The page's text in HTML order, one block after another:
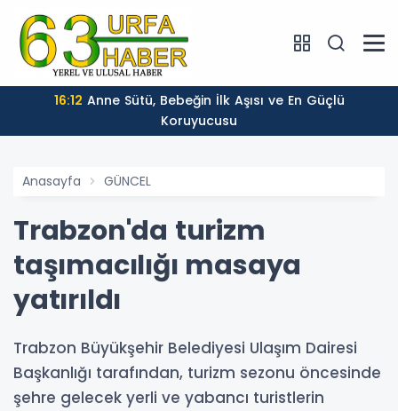
16:12
Koruyucusu
Anasayfa GÜNCEL
Trabzon'da turizm
taşımacılığı masaya
yatırıldı
Trabzon Büyükşehir Belediyesi Ulaşım Dairesi
Başkanlığı tarafından, turizm sezonu öncesinde
şehre gelecek yerli ve yabancı turistlerin